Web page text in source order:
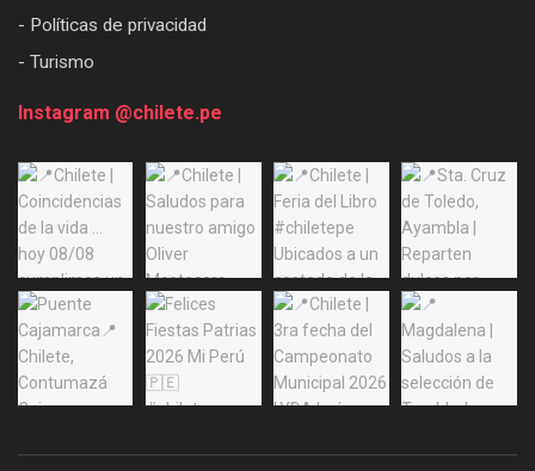
- Políticas de privacidad
- Turismo
Instagram @chilete.pe